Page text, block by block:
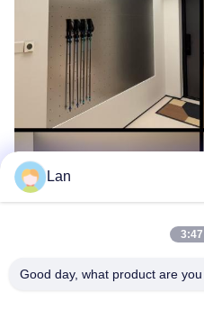
Lan
3:47
Good day, what product are